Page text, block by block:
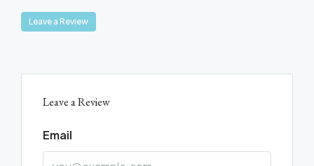
Leave a Review
Leave a Review
Email